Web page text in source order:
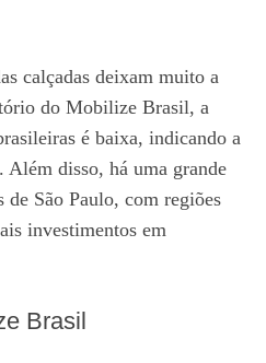
calçadas deixam muito a
do Mobilize Brasil, a
é baixa, indicando a
Além disso, há uma grande
de São Paulo, com regiões
investimentos em
Brasil